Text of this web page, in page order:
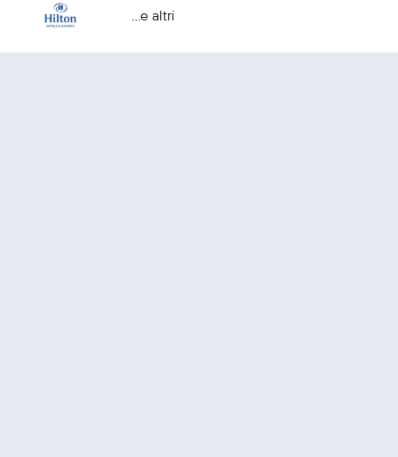
...e altri